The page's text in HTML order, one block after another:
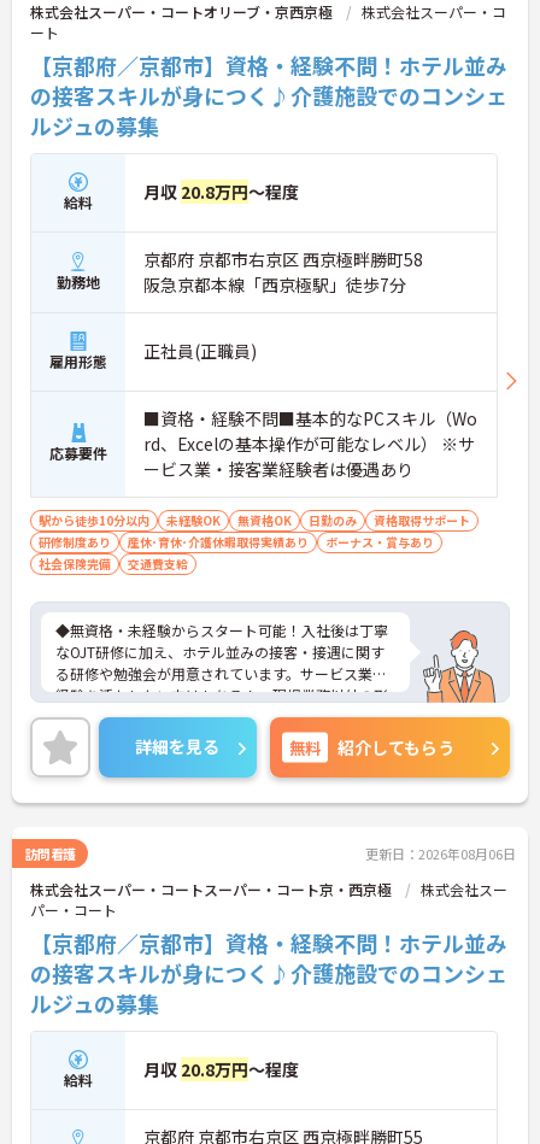
株式会社スーパー・コートオリーブ・京西京極
株式会社スーパー・コ
ート
【京都府／京都市】資格・経験不問！ホテル並み
の接客スキルが身につく♪介護施設でのコンシェ
ルジュの募集
給料 月収 20.8万円～程度
勤務地
京都府 京都市右京区 西京極畔勝町58
阪急京都本線「西京極駅」徒歩7分
雇用形態 正社員(正職員)
応募要件
■資格・経験不問■基本的なPCスキル（Wo
rd、Excelの基本操作が可能なレベル） ※サ
ービス業・接客業経験者は優遇あり
駅から徒歩10分以内 未経験OK 無資格OK 日勤のみ
資格取得サポート
研修制度あり
産休･育休･介護休暇取得実績あり
ボーナス・賞与あり
社会保険完備
交通費支給
◆無資格・未経験からスタート可能！入社後は丁寧
なOJT研修に加え、ホテル並みの接客・接遇に関す
る研修や勉強会が用意されています。サービス業の
経験を活かしたい方はもちろん、現場業務以外の形
で医療・介護業界に携わりたい方にも安心のサポー
ト体制です。
◆受付やご家族の案内といった基本業務にとどまら
ず、ご入居者様向けのイベント企画・運営や、写
真・動画を使ったSNSの更新などもお任せします。
顔を引き出せるお仕事です
◆「接客・接遇手当（最大月3万円）」や「ケアマ
イスター手当（最大月2万円）」のほか、資格取得
支援制度も完備。働きながら確かなキャリアと収入
アップを目指せる環境が整っています。
詳細を見る 無料 紹介してもらう
訪問看護 更新日：2026年08月06日
株式会社スーパー・コートスーパー・コート京・西京極
株式会社スー
パー・コート
【京都府／京都市】資格・経験不問！ホテル並み
の接客スキルが身につく♪介護施設でのコンシェ
ルジュの募集
給料 月収 20.8万円～程度
京都府 京都市右京区 西京極畔勝町55